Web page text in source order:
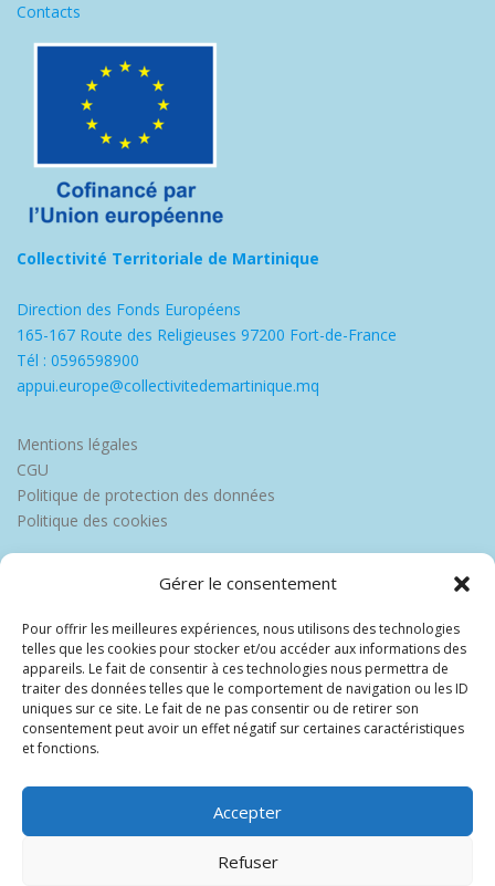
Gérer le consentement
Pour offrir les meilleures expériences, nous utilisons des technologies
telles que les cookies pour stocker et/ou accéder aux informations des
appareils. Le fait de consentir à ces technologies nous permettra de
traiter des données telles que le comportement de navigation ou les ID
uniques sur ce site. Le fait de ne pas consentir ou de retirer son
consentement peut avoir un effet négatif sur certaines caractéristiques
et fonctions.
Accepter
Refuser
Contacts
Collectivité Territoriale de Martinique
Direction des Fonds Européens
165-167 Route des Religieuses 97200 Fort-de-France
Tél : 0596598900
appui.europe@collectivitedemartinique.mq
Mentions légales
CGU
Politique de protection des données
Politique des cookies